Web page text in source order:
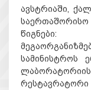
ავსტრიაში,
წიგნები:
სამინისტროს